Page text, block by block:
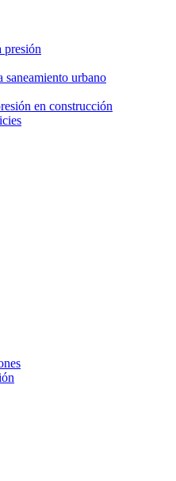
presión
urbano
en construcción